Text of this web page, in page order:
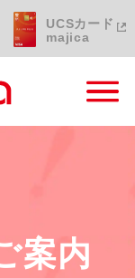
新たな驚きを
UCSカード
majica
案内